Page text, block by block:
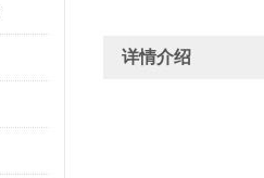
详情介绍